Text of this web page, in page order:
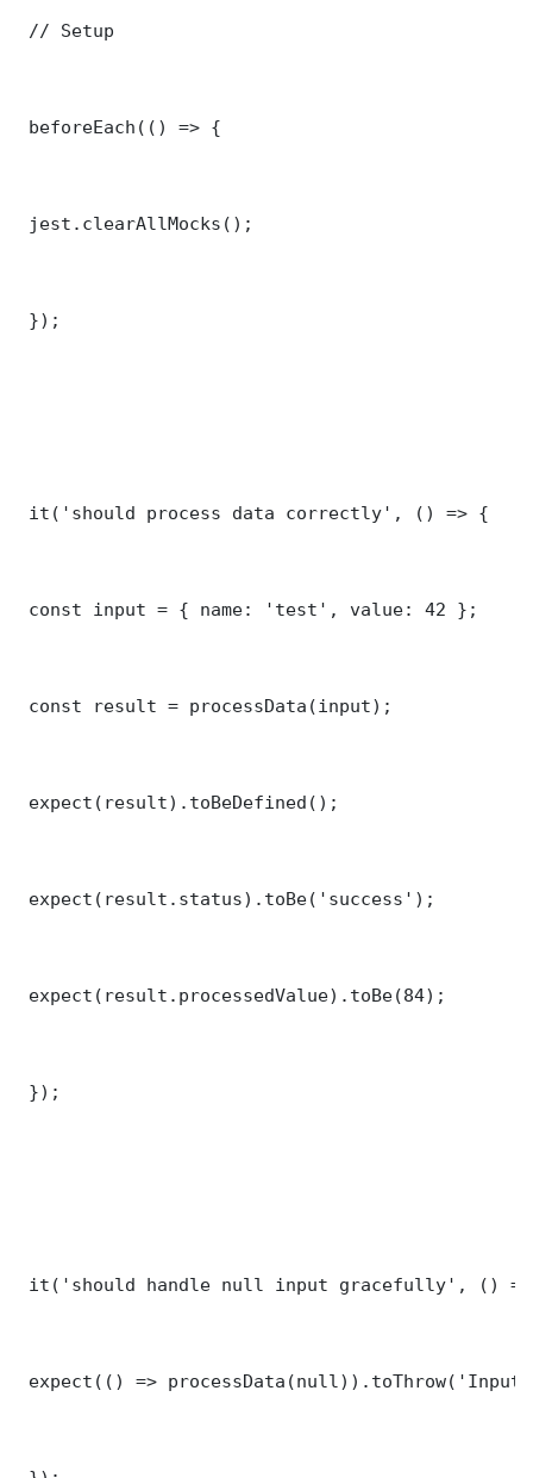
// Setup
beforeEach(() => {
jest.clearAllMocks();
});
it('should process data correctly', () => {
const input = { name: 'test', value: 42 };
const result = processData(input);
expect(result).toBeDefined();
expect(result.status).toBe('success');
expect(result.processedValue).toBe(84);
});
it('should handle null input gracefully', ()
expect(() =>